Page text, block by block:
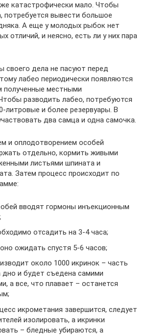
катастрофически мало. Чтобы
потребуется вывести большое
А еще у молодых рыбок нет
отличий, и неясно, есть ли у них пара
своего дела не пасуют перед
лабео периодически появляются
полученные местными
разводить лабео, потребуются
литровые и более резервуары. В
два самца и одна самочка.
и оплодотворением особей
отдельно, кормить живыми
листьями шпината и
Затем процесс происходит по
вводят гормоны инъекционным
отсадить на 3-4 часа;
ожидать спустя 5-6 часов;
около 1000 икринок – часть
дно и будет съедена самими
а все, что плавает – останется
икрометания завершится, следует
изолировать, а икринки
– бледные убираются, а